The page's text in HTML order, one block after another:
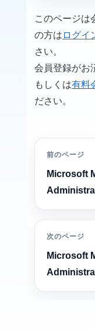
このページは
の方は ログイ
さい。
会員登録がお
もしくは有料
ださい。
前のページ
Microsoft
次のページ
Microsoft